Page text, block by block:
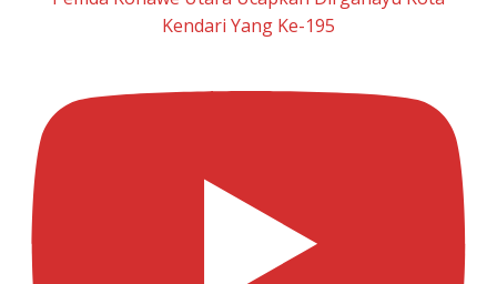
Kendari Yang Ke-195